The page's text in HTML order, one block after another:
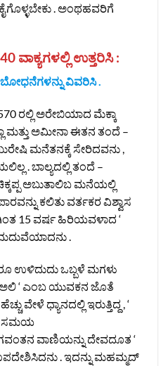
. ಅಂಥಹವರಿಗೆ
ವಾಕ್ಯಗಳಲ್ಲಿ ಉತ್ತರಿಸಿ :
ವಿವರಿಸಿ .
ರಲ್ಲಿ ಅರೇಬಿಯಾದ ಮೆಕ್ಕಾ
ಮತ್ತು ಅಮೀನಾ ಈತನ ತಂದೆ –
ಮನೆತನಕ್ಕೆ ಸೇರಿದವನು ,
. ಬಾಲ್ಯದಲ್ಲಿ ತಂದೆ –
ಅಬುತಾಲಿಬ ಮನೆಯಲ್ಲಿ
ಕಲಿತು ವರ್ತಕರ ವಿಶ್ವಾಸ
15 ವರ್ಷ ಹಿರಿಯವಳಾದ ‘
.
ಉಳಿದುದು ಒಬ್ಬಳೆ ಮಗಳು
‘ ಎಂಬ ಯುವಕನ ಜೊತೆ
ಧ್ಯಾನದಲ್ಲಿ ಇರುತ್ತಿದ್ದ , ‘
ಸಮಯ
ವಾಣಿಯನ್ನು ದೇವದೂತ ‘
. ಇದನ್ನು ಮಹಮ್ಮದ್